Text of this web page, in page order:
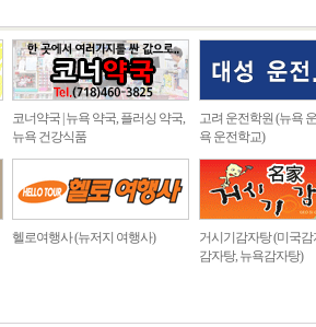
코너약국 | 뉴욕 약국, 플러싱 약국,
뉴욕 건강식품
고려 운전학원 (뉴욕
욕 운전학교)
헬로여행사 (뉴저지 여행사)
거시기감자탕 (미국감
감자탕, 뉴욕감자탕)